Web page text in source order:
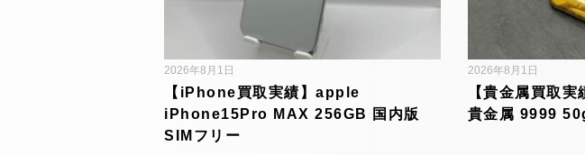
【iPhone買取実績】apple
iPhone15Pro MAX 256GB 国内版
SIMフリー
2026年8月1日
【貴金属買取
貴金属 9999
2026年8月1日